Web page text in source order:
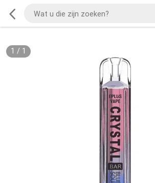
1 / 1